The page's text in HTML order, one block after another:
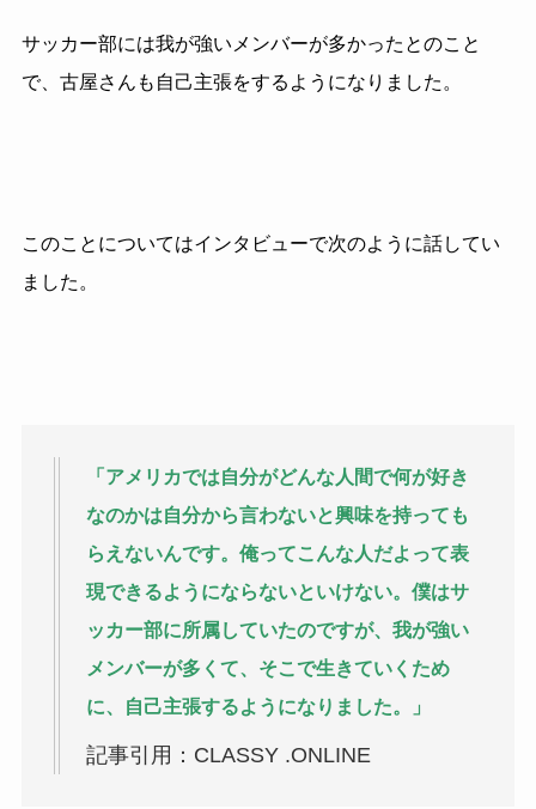
サッカー部には我が強いメンバーが多かったとのこと
で、古屋さんも自己主張をするようになりました。
このことについてはインタビューで次のように話してい
ました。
「アメリカでは自分がどんな人間で何が好き
なのかは自分から言わないと興味を持っても
らえないんです。俺ってこんな人だよって表
現できるようにならないといけない。僕はサ
ッカー部に所属していたのですが、我が強い
メンバーが多くて、そこで生きていくため
に、自己主張するようになりました。」
記事引用：CLASSY .ONLINE